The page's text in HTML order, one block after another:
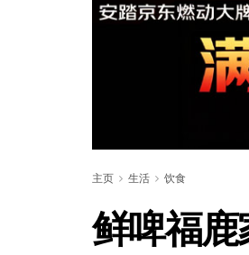
主页 生活 饮食
鲜啤福